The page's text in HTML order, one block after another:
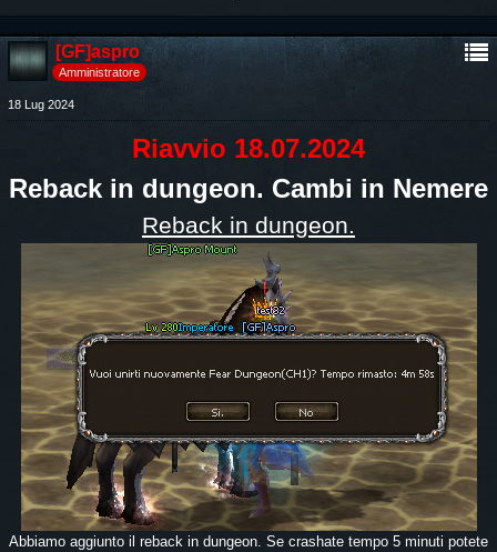
[GF]aspro
Amministratore
18 Lug 2024
Riavvio 18.07.2024
Reback in dungeon. Cambi in Nemere
Reback in dungeon.
Abbiamo aggiunto il reback in dungeon. Se crashate tempo 5 minuti potete